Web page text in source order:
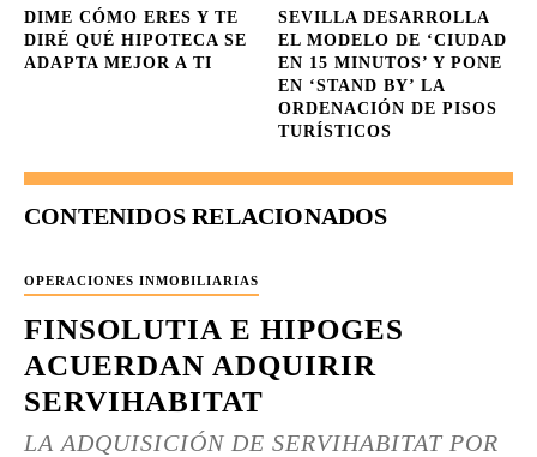
DIME CÓMO ERES Y TE
DIRÉ QUÉ HIPOTECA SE
ADAPTA MEJOR A TI
SEVILLA DESARROLLA
EL MODELO DE ‘CIUDAD
EN 15 MINUTOS’ Y PONE
EN ‘STAND BY’ LA
ORDENACIÓN DE PISOS
TURÍSTICOS
CONTENIDOS RELACIONADOS
OPERACIONES INMOBILIARIAS
FINSOLUTIA E HIPOGES
ACUERDAN ADQUIRIR
SERVIHABITAT
LA ADQUISICIÓN DE SERVIHABITAT POR